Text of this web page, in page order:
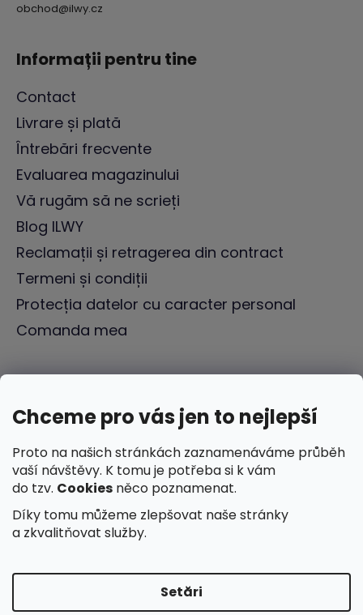
Chceme pro vás jen to nejlepší
Proto na našich stránkách zaznamenáváme průběh
vaší návštěvy. K tomu je potřeba si k vám
do tzv. Cookies něco poznamenat.
Díky tomu můžeme zlepšovat naše stránky
a zkvalitňovat služby.
Setări
obchod@ilwy.cz
Informații pentru tine
Contact
Livrare și plată
Întrebări frecvente
Evaluarea magazinului
Vă rugăm să ne scrieți
Blog ILWY
Reclamații și retragerea din contract
Termeni și condiții
Protecția datelor cu caracter personal
Comanda mea